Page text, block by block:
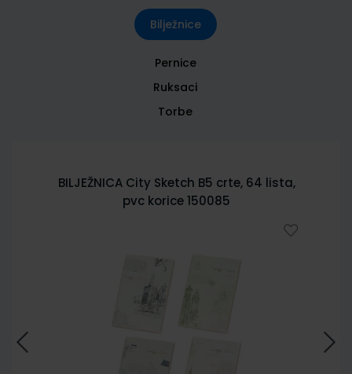
Bilježnice
Pernice
Ruksaci
Torbe
BILJEŽNICA City Sketch B5 crte, 64 lista,
pvc korice 150085